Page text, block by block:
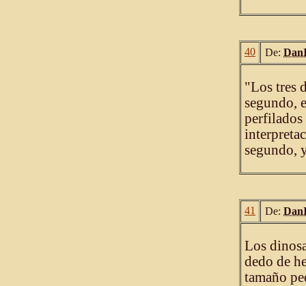
40 De:
"Los tres
segundo,
perfilados
segundo,
41 De:
Los
dedo de
tamaño